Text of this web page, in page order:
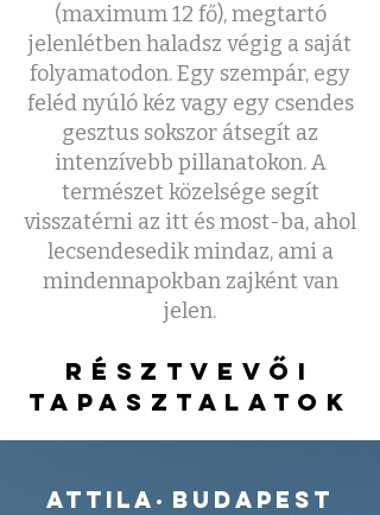
(maximum 12 fő), megtartó
jelenlétben haladsz végig a saját
folyamatodon. Egy szempár, egy
feléd nyúló kéz vagy egy csendes
gesztus sokszor átsegít az
intenzívebb pillanatokon. A
természet közelsége segít
visszatérni az itt és most-ba, ahol
lecsendesedik mindaz, ami a
mindennapokban zajként van
jelen.
résztvevői
tapasztalatok
attila • budapest